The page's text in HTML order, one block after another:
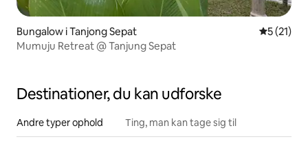
Bungalow i Tanjong Sepat 5 ud af 5
5 (21)
Mumuju Retreat @ Tanjung Sepat
Destinationer, du kan udforske
Andre typer ophold Ting, man kan tage sig til